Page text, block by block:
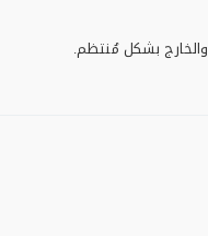
بشكل مُنتظم.